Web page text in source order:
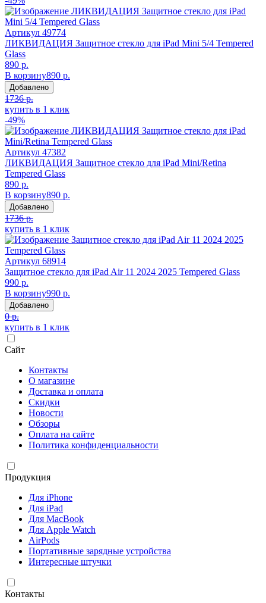
Артикул 49774
ЛИКВИДАЦИЯ Защитное стекло для iPad Mini 5/4 Tempered
Glass
890 р.
В корзину890 р.
Добавлено
1736 р.
купить в 1 клик
-49%
Артикул 47382
ЛИКВИДАЦИЯ Защитное стекло для iPad Mini/Retina
Tempered Glass
890 р.
В корзину890 р.
Добавлено
1736 р.
купить в 1 клик
Артикул 68914
Защитное стекло для iPad Air 11 2024 2025 Tempered Glass
990 р.
В корзину990 р.
Добавлено
0 р.
купить в 1 клик
Сайт
Контакты
О магазине
Доставка и оплата
Скидки
Новости
Обзоры
Оплата на сайте
Политика конфиденциальности
Продукция
Для iPhone
Для iPad
Для MacBook
Для Apple Watch
AirPods
Портативные зарядные устройства
Интересные штучки
Контакты